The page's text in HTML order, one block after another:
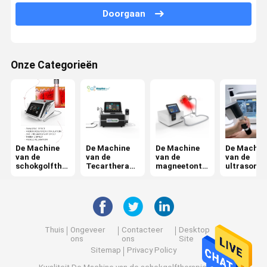
De Machine van de ultrasone klankfysiotherapie
Photodynamic Therapiemachine
Radiofrequentiemachine
Microneedling Verwaarloosbaar rf
De Machine van de laserfysiotherapie
Doorgaan
Onze Categorieën
De Machine
van de
schokgolfthe
De Machine
van de
Tecartherapi
De Machine
van de
magneetonts
De
van de
ultrasone
Thuis
Ongeveer
ons
Contacteer
ons
Desktop
Site
Sitemap
Privacy Policy